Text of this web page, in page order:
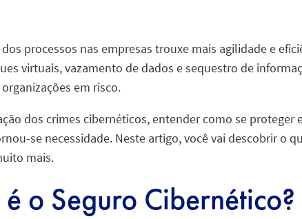
processos nas empresas trouxe mais agilidade e
virtuais, vazamento de dados e sequestro de
em risco.
dos crimes cibernéticos, entender como se
se necessidade. Neste artigo, você vai descobrir o
mais.
o Seguro Cibernético?